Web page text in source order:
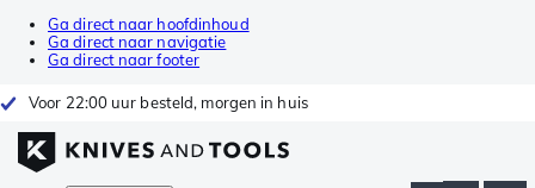
Ga direct naar hoofdinhoud
Ga direct naar navigatie
Ga direct naar footer
Voor 22:00 uur besteld, morgen in huis